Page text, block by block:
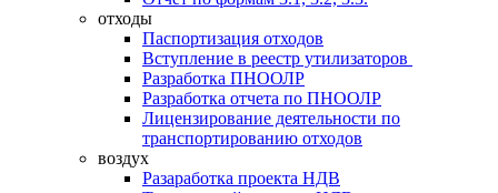
отходы
Паспортизация отходов
Вступление в реестр утилизаторов
Разработка ПНООЛР
Разработка отчета по ПНООЛР
Лицензирование деятельности по
транспортированию отходов
воздух
Разаработка проекта НДВ